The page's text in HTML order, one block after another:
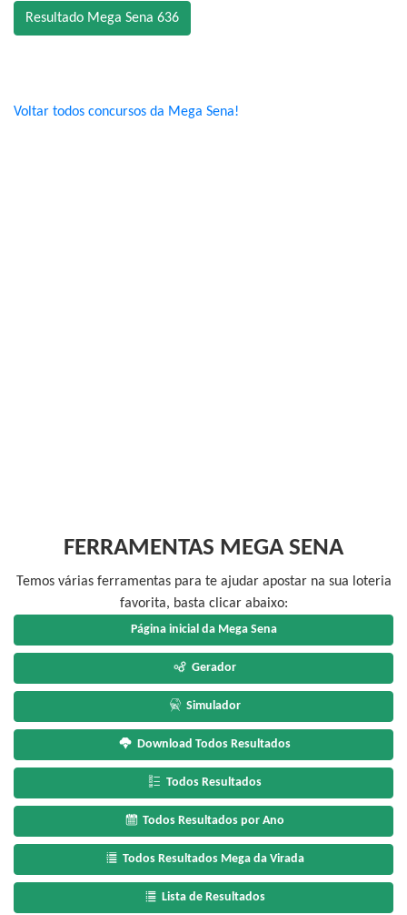
Resultado Mega Sena 636
Voltar todos concursos da Mega Sena!
FERRAMENTAS MEGA SENA
Temos várias ferramentas para te ajudar apostar na sua loteria
favorita, basta clicar abaixo:
Página inicial da Mega Sena
Gerador
Simulador
Download Todos Resultados
Todos Resultados
Todos Resultados por Ano
Todos Resultados Mega da Virada
Lista de Resultados